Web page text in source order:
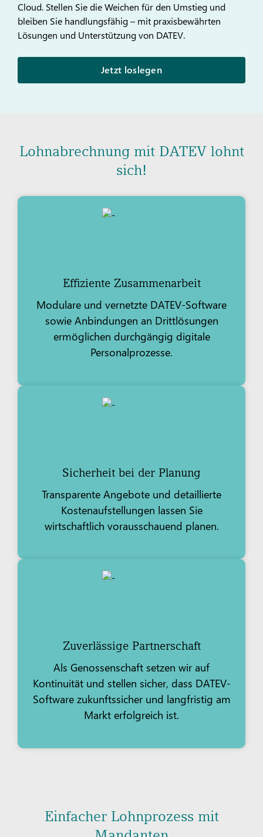
Cloud. Stellen Sie die Weichen für den Umstieg und
bleiben Sie handlungsfähig – mit praxisbewährten
Lösungen und Unterstützung von DATEV.
Jetzt loslegen
Lohnabrechnung mit DATEV lohnt
sich!
Effiziente Zusammenarbeit
Modulare und vernetzte DATEV-Software
sowie Anbindungen an Drittlösungen
ermöglichen durchgängig digitale
Personalprozesse.
Sicherheit bei der Planung
Transparente Angebote und detaillierte
Kostenaufstellungen lassen Sie
wirtschaftlich vorausschauend planen.
Zuverlässige Partnerschaft
Als Genossenschaft setzen wir auf
Kontinuität und stellen sicher, dass DATEV-
Software zukunftssicher und langfristig am
Markt erfolgreich ist.
Einfacher Lohnprozess mit